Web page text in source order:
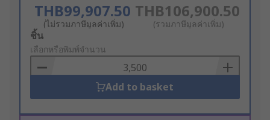
THB99,907.50
(ไม่รวมภาษีมูลค่าเพิ่ม)
THB106,900.50
(รวมภาษีมูลค่าเพิ่ม)
Add
to
Basket
ชิ้น
เลือกหรือพิมพ์จำนวน
Add to basket